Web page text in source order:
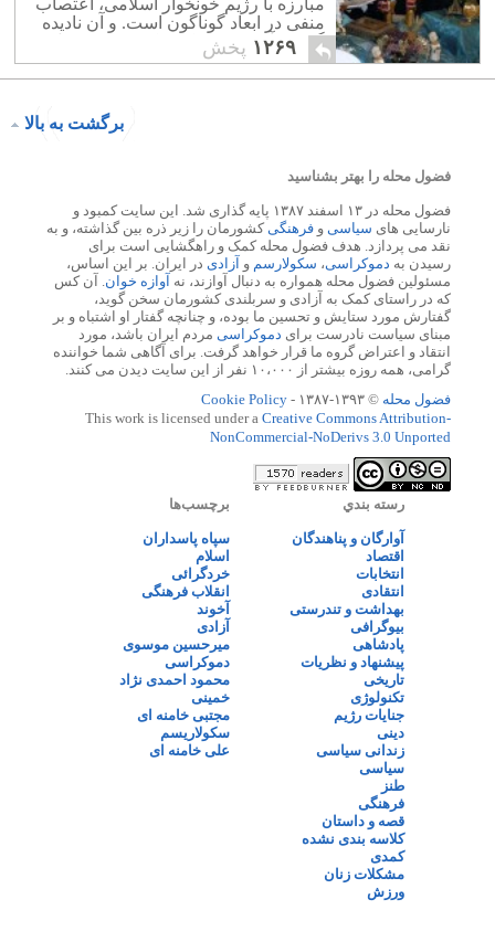
مبارزه با رژیم خونخوار اسلامی، اعتصاب
منفی در ابعاد گوناگون است. و آن نادیده
گرفتن آخوند و شرکت نکردن در محفل
های آنهاست.
۱۲۶۹ پخش
برگشت به بالا
فضول محله را بهتر بشناسید
فضول محله در ۱۳ اسفند ۱۳۸۷ پایه گذاری شد. این سایت کمبود و
نارسایی های سیاسی و فرهنگیکشورمان را زیر ذره بین گذاشته، و به
نقد می پردازد. هدف فضول محله کمک و راهگشایی است برای
رسیدن به دموکراسی، سکولارسم و آزادی در ایران. بر این اساس،
مسئولین فضول محله همواره به دنبال آوازند، نه آوازه خوان. آن کس
که در راستای کمک به آزادی و سربلندی کشورمان سخن گوید،
گفتارش مورد ستایش و تحسین ما بوده، و چنانچه گفتار او اشتباه و بر
مبنای سیاست نادرست برای دموکراسی مردم ایران باشد، مورد
انتقاد و اعتراض گروه ما قرار خواهد گرفت. برای آگاهی شما خواننده
گرامی، همه روزه بیشتر از ۱۰،۰۰۰ نفر از این سایت دیدن می کنند.
فضول محله © ۱۳۹۳-۱۳۸۷ -
Cookie Policy
This work is licensed under a Creative Commons Attribution-
NonCommercial-NoDerivs 3.0 Unported
رسته بندي
آوارگان و پناهندگان
اقتصاد
انتخابات
انتقادی
بهداشت و تندرستی
بیوگرافی
پادشاهی
پیشنهاد و نظریات
تاریخی
تکنولوژی
جنایات رژیم
دینی
زندانی سیاسی
سیاسی
طنز
فرهنگی
قصه و داستان
کلاسه بندی نشده
کمدی
مشکلات زنان
ورزش
برچسب‌ها
سپاه پاسداران
اسلام
خردگرائی
انقلاب فرهنگی
آخوند
آزادی
میرحسین موسوی
دموکراسی
محمود احمدی نژاد
خمینی
مجتبی خامنه ای
سکولاریسم
علی خامنه ای